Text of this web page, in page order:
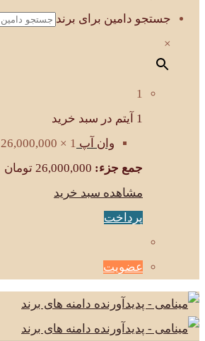
جستجو دامین برای برند
×
1
1 آیتم در سبد خرید
وان آپ 1 ×
26,000,000
جمع جزء: 26,000,000 تومان
مشاهده سبد خرید
پرداخت
عضویت